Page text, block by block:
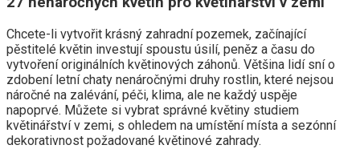
Chcete-li vytvořit krásný zahradní pozemek, začínající
pěstitelé květin investují spoustu úsilí, peněz a času do
vytvoření originálních květinových záhonů. Většina lidí sní o
zdobení letní chaty nenáročnými druhy rostlin, které nejsou
náročné na zalévání, péči, klima, ale ne každý uspěje
napoprvé. Můžete si vybrat správné květiny studiem
květinářství v zemi, s ohledem na umístění místa a sezónní
dekorativnost požadované květinové zahrady.